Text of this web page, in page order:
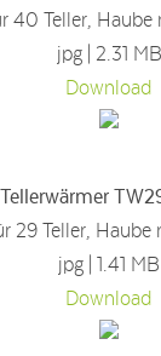
40 Teller, Haube
jpg | 2.31 MB
Download
Tellerwärmer
29 Teller, Haube
jpg | 1.41 MB
Download